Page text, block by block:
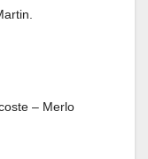
– Merlo